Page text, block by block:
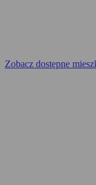
Zobacz dostępne